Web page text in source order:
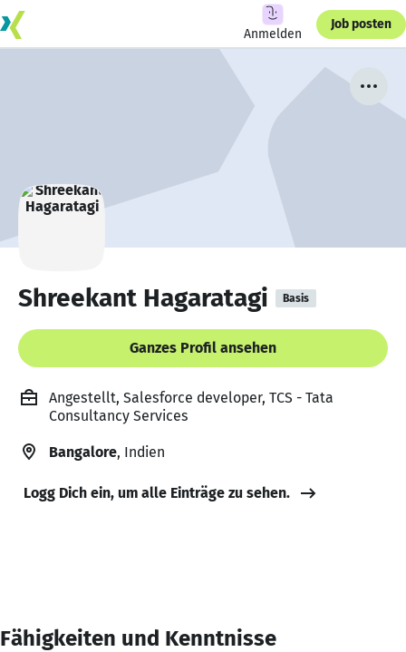
Anmelden
Job posten
Shreekant Hagaratagi Basis
Ganzes Profil ansehen
Angestellt, Salesforce developer, TCS - Tata
Consultancy Services
Bangalore, Indien
Logg Dich ein, um alle Einträge zu sehen.
Fähigkeiten und Kenntnisse